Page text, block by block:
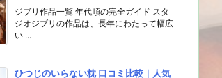
ジブリ作品一覧 年代順の完全ガイド スタ
ジオジブリの作品は、長年にわたって幅広
い ...
ひつじのいらない枕 口コミ比較｜人気